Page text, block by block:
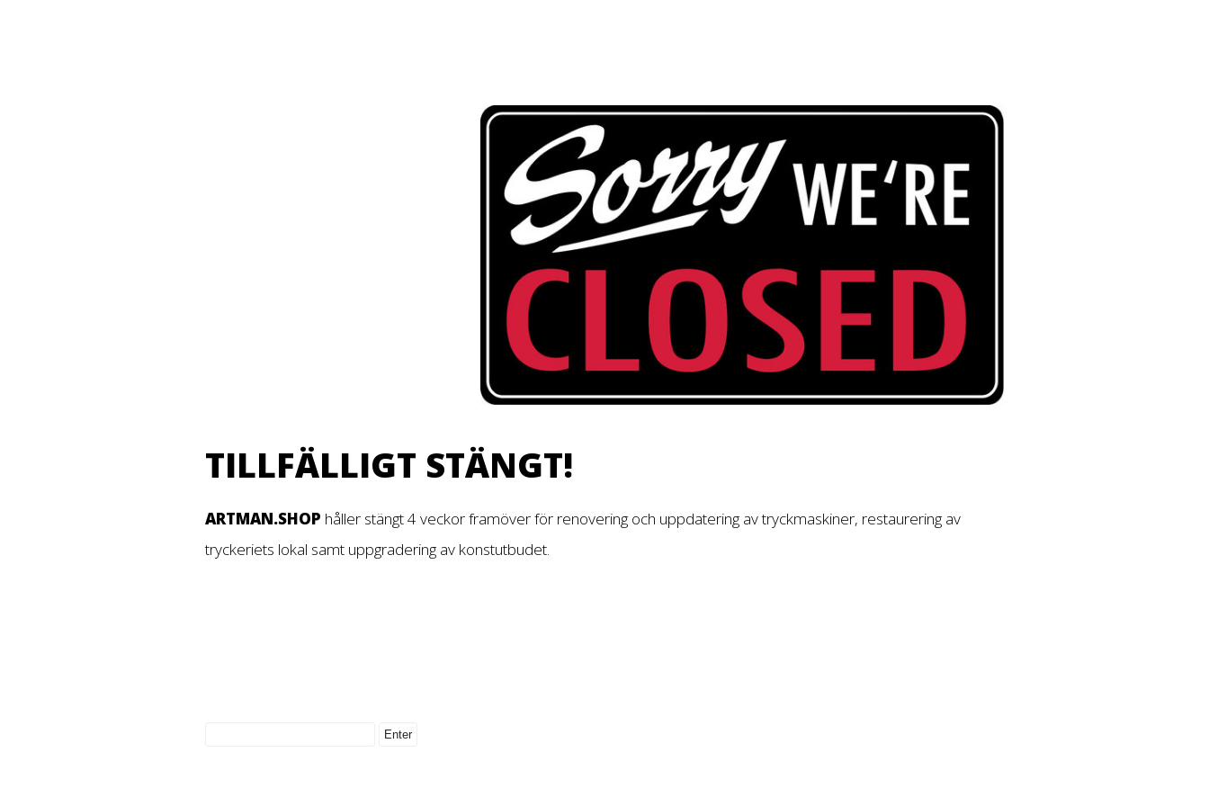
TILLFÄLLIGT STÄNGT!
ARTMAN.SHOP håller stängt 4 veckor framöver för renovering och uppdatering av tryckmaskiner, restaurering av
tryckeriets lokal samt uppgradering av konstutbudet.